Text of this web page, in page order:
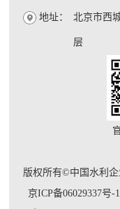
地址： 北京市西
层
版权所有©中国水利
京ICP备06029337号-1